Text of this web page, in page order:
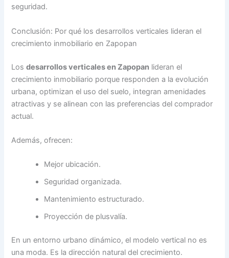
seguridad.
Conclusión: Por qué los desarrollos verticales lideran el
crecimiento inmobiliario en Zapopan
Losdesarrollos verticales en Zapopan lideran el
crecimiento inmobiliario porque responden a la evolución
urbana, optimizan el uso del suelo, integran amenidades
atractivas y se alinean con las preferencias del comprador
actual.
Además, ofrecen:
Mejor ubicación.
Seguridad organizada.
Mantenimiento estructurado.
Proyección de plusvalía.
En un entorno urbano dinámico, el modelo vertical no es
una moda. Es la dirección natural del crecimiento.